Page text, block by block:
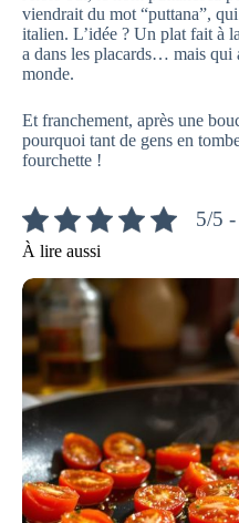
viendrait du mot “puttana”,
italien. L’idée ? Un plat fait à
a dans les placards… mais qui
monde.
Et franchement, après une
pourquoi tant de gens en
fourchette !
5/5
À lire aussi